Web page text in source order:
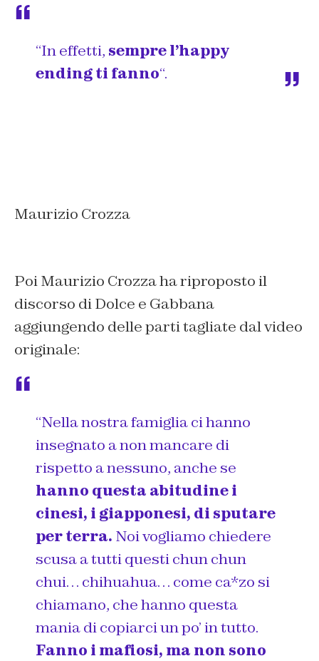
“In effetti, sempre l’happy
ending ti fanno“.
Maurizio Crozza
Poi Maurizio Crozza ha riproposto il
discorso di Dolce e Gabbana
aggiungendo delle parti tagliate dal video
originale:
“Nella nostra famiglia ci hanno
insegnato a non mancare di
rispetto a nessuno, anche se
hanno questa abitudine i
cinesi, i giapponesi, di sputare
per terra. Noi vogliamo chiedere
scusa a tutti questi chun chun
chui… chihuahua… come ca*zo si
chiamano, che hanno questa
mania di copiarci un po’ in tutto.
Fanno i mafiosi, ma non sono